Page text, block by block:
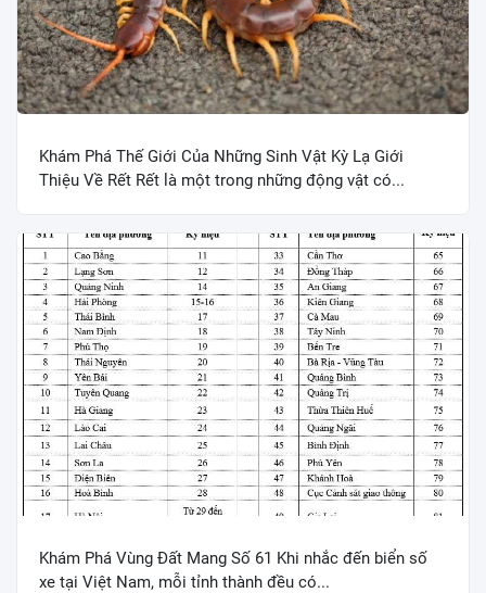
Khám Phá Thế Giới Của Những Sinh Vật Kỳ Lạ Giới
Thiệu Về Rết Rết là một trong những động vật có...
Khám Phá Vùng Đất Mang Số 61 Khi nhắc đến biển số
xe tại Việt Nam, mỗi tỉnh thành đều có...